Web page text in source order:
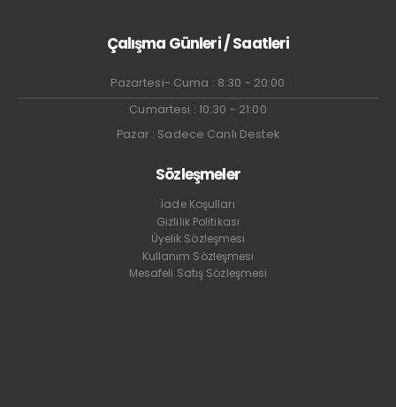
Çalışma Günleri / Saatleri
Pazartesi- Cuma : 8:30 - 20:00
Cumartesi : 10:30 - 21:00
Pazar : Sadece Canlı Destek
Sözleşmeler
İade Koşulları
Gizlilik Politikası
Üyelik Sözleşmesi
Kullanım Sözleşmesi
Mesafeli Satış Sözleşmesi